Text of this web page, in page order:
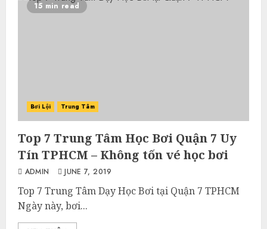
15 min read
Bơi Lội Trung Tâm
Top 7 Trung Tâm Học Bơi Quận 7 Uy
Tín TPHCM – Không tốn vé học bơi
ADMIN JUNE 7, 2019
Top 7 Trung Tâm Dạy Học Bơi tại Quận 7 TPHCM
Ngày này, bơi...